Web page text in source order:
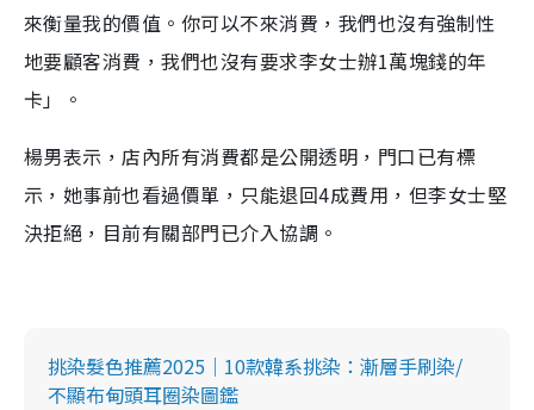
來衡量我的價值。你可以不來消費，我們也沒有強制性
地要顧客消費，我們也沒有要求李女士辦1萬塊錢的年
卡」。
楊男表示，店內所有消費都是公開透明，門口已有標
示，她事前也看過價單，只能退回4成費用，但李女士堅
決拒絕，目前有關部門已介入協調。
挑染髮色推薦2025｜10款韓系挑染：漸層手刷染/
不顯布甸頭耳圈染圖鑑